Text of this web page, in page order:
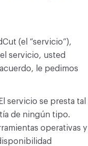
(el “servicio”),
servicio, usted
le pedimos
servicio se presta tal
de ningún tipo.
operativas y